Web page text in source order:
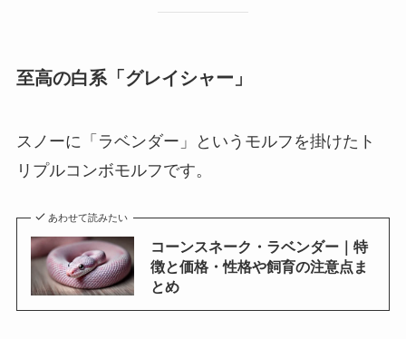
至高の白系「グレイシャー」
スノーに「ラベンダー」というモルフを掛けたト
リプルコンボモルフです。
あわせて読みたい
コーンスネーク・ラベンダー｜特
徴と価格・性格や飼育の注意点ま
とめ